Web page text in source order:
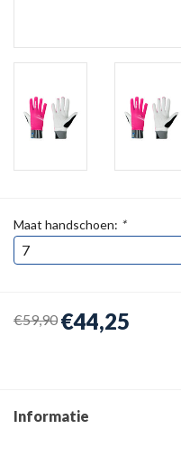
Maat handschoen: *
€59,90 €44,25
Informatie